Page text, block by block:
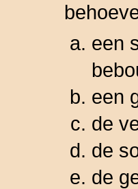
een
een
de
de
de